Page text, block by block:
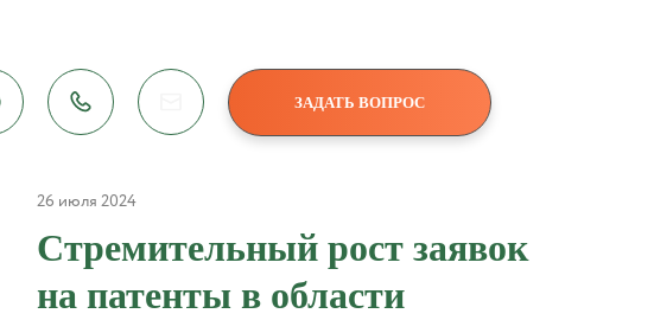
ЗАДАТЬ ВОПРОС
26 июля 2024
Стремительный рост заявок
на патенты в области